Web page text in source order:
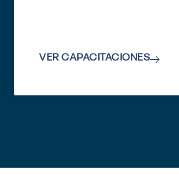
VER CAPACITACIONES